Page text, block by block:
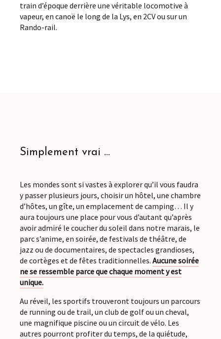
train d’époque derrière une véritable locomotive à
vapeur, en canoë le long de la Lys, en 2CV ou sur un
Rando-rail.
Simplement vrai ...
Les mondes sont si vastes à explorer qu’il vous faudra
y passer plusieurs jours, choisir un hôtel, une chambre
d’hôtes, un gîte, un emplacement de camping… Il y
aura toujours une place pour vous d’autant qu’après
avoir admiré le coucher du soleil dans notre marais, le
parc s’anime, en soirée, de festivals de théâtre, de
jazz ou de documentaires, de spectacles grandioses,
de cortèges et de fêtes traditionnelles. Aucune soirée
ne se ressemble parce que chaque moment y est
unique.
Au réveil, les sportifs trouveront toujours un parcours
de running ou de trail, un club de golf ou un cheval,
une magnifique piscine ou un circuit de vélo. Les
autres pourront profiter du temps, de la quiétude,